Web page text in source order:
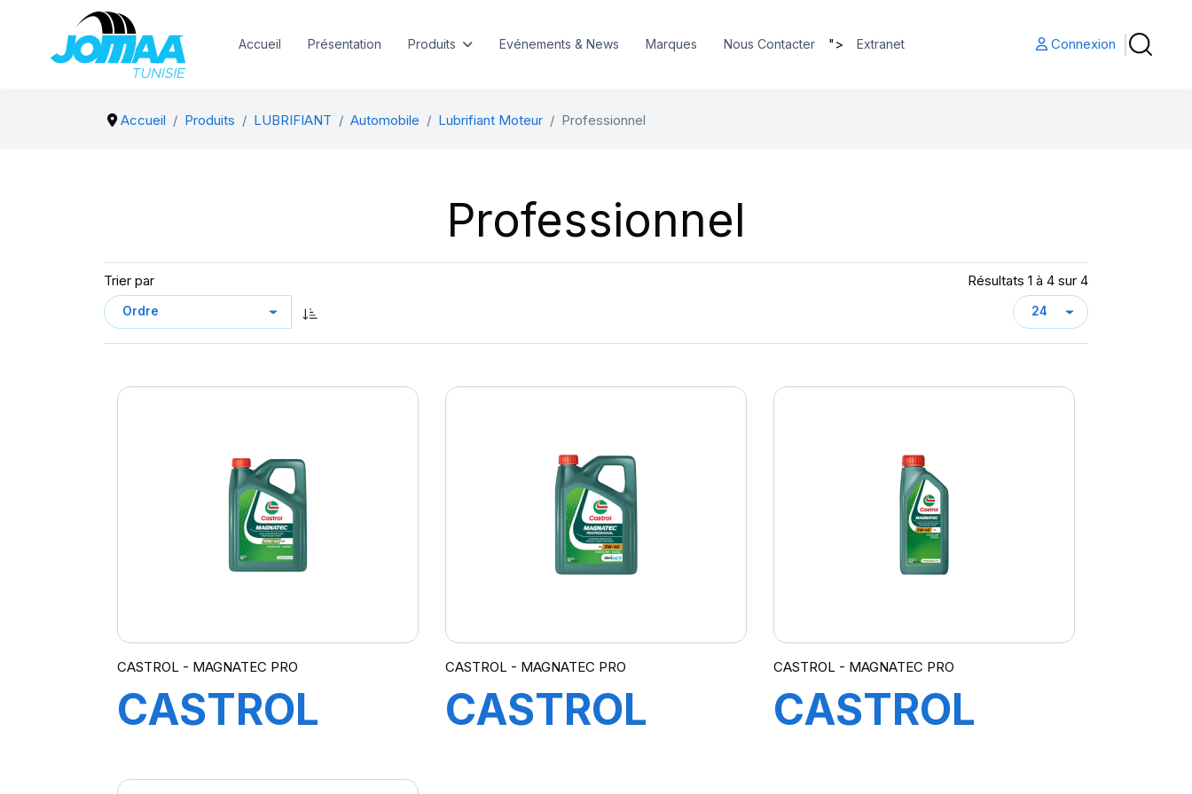
Accueil Présentation Produits Evénements & News Marques Nous Contacter "> Extranet Connexion
Accueil Produits LUBRIFIANT Automobile Lubrifiant Moteur Professionnel
Professionnel
Trier par Résultats 1 à 4 sur 4
CASTROL - MAGNATEC PRO
CASTROL
CASTROL - MAGNATEC PRO
CASTROL
CASTROL - MAGNATEC PRO
CASTROL